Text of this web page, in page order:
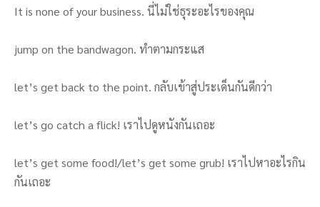
It is none of your business. นี่ไม่ใช่ธุระอะไรของคุณ
jump on the bandwagon. ทำตามกระแส
let’s get back to the point. กลับเข้าสู่ประเด็นกันดีกว่า
let’s go catch a flick! เราไปดูหนังกันเถอะ
let’s get some food!/let’s get some grub! เราไปหาอะไรกิน
กันเถอะ